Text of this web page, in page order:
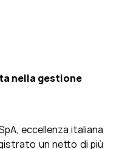
nella gestione
eccellenza italiana
un netto di più